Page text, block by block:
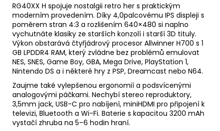
RG40XX H spojuje nostalgii retro her s praktickým
moderním provedením. Díky 4,0palcovému IPS displeji s
poměrem stran 4:3 a rozlišením 640×480 si naplno
vychutnáte klasiky ze starších konzolí i starší 3D tituly.
Výkon obstarává čtyřjádrový procesor Allwinner H700 s 1
GB LPDDR4 RAM, který zvládne bez problémů emulovat
NES, SNES, Game Boy, GBA, Mega Drive, PlayStation 1,
Nintendo DS a i některé hry z PSP, Dreamcast nebo N64.
Zaujme také vylepšenou ergonomií a podsvícenými
analogovými páčkami. Nechybí stereo reproduktory,
3,5mm jack, USB-C pro nabíjení, miniHDMI pro připojení k
televizi, Bluetooth a Wi-Fi. Baterie s kapacitou 3200 mAh
vystačí zhruba na 5–6 hodin hraní.